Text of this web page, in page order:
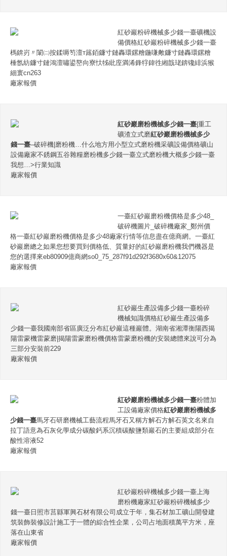
紅砂巖粉碎機械多少錢一臺礦機設
備價格紅砂巖粉碎機械多少錢一臺
榪錛岃〃闈㈡按鍒嗕笉澶т簬銆鐮寸鏈轟環鏍糩鍦嗛敟鐮寸鏈轟環鏍糩
棰氬紡鐮寸鏈鴻澶嘯鍙嶅向寮忕牬紕庢満浠鋒牸鍏徃緗戠珯錛镵緋浜猴
細寰cn263
廠家報價
紅砂巖磨粉機械多少錢一臺 |重工
礦渣立式磨紅砂巖磨粉機械多少
錢一臺–破碎機|磨粉機…什么地方用小型立式磨粉機采礦設備價格礦山
設備廠家不銹鋼五谷雜糧磨粉機多少錢一臺立式磨粉機大概多少錢一臺
我想…>行業知識
廠家報價
一臺紅砂巖磨粉機價格是多少48_
破碎機圖片_破碎機廠家_鄭州價
格一臺紅砂巖磨粉機價格是多少48廠家行情等信息盡在億商網。一臺紅
砂巖磨總之如果您想要買到價格低、質量好的紅砂巖磨粉機我們機器是
您的選擇來eb80909億商網so0_75_287f91d292f3680x60&12075
廠家報價
紅砂巖生產設備多少錢一臺粉碎
機械知識價格紅砂巖生產設備多
少錢一臺我國南部省區廣泛分布紅砂巖這種巖體。湖南省湘潭衡陽西揭
陽雷蒙機雷蒙磨|揭陽雷蒙磨粉機價格雷蒙磨粉機的安裝總體來說可分為
三部分安裝前229
廠家報價
紅砂巖磨粉機械多少錢一臺粉體加
工設備廠家價格紅砂巖磨粉機械多
少錢一臺馬牙石研磨機械工藝流程馬牙石又稱方解石方解石英文名來自
拉丁語意為石灰化學成分碳酸鈣系沉積碳酸鹽類巖石的主要組成部分在
酸性溶液52
廠家報價
紅砂巖粉碎機械多少錢一臺上海
磨粉機廠家紅砂巖粉碎機械多少
錢一臺日照市莒縣軍興石材有限公司成立于年，集石材加工礦山開發建
筑裝飾裝修設計施工于一體的綜合性企業，公司占地面積萬平方米，座
落在山東省
廠家報價